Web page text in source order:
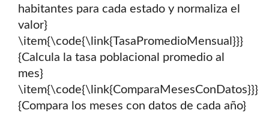
habitantes para cada estado y normaliza el
valor}
\item{\code{\link{TasaPromedioMensual}}}
{Calcula la tasa poblacional promedio al
mes}
\item{\code{\link{ComparaMesesConDatos}}}
{Compara los meses con datos de cada año}